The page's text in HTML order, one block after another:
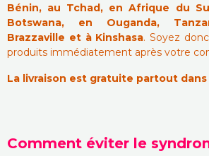
Bénin, au Tchad, en Afrique du
Botswana, en Ouganda,
Brazzaville et à Kinshasa. Soyez
produits immédiatement après votre
La livraison est gratuite partout
Comment éviter le